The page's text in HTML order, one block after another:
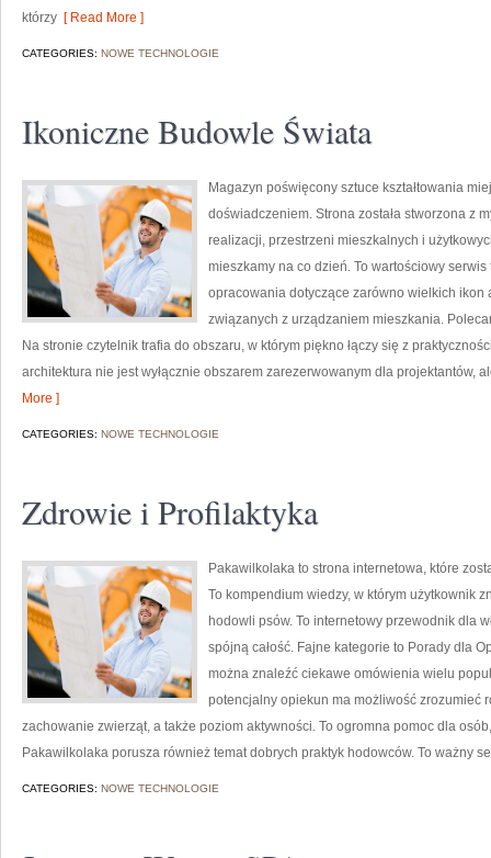
którzy [ Read More ]
CATEGORIES: NOWE TECHNOLOGIE
Ikoniczne Budowle Świata
Magazyn poświęcony sztuce kształtowania
doświadczeniem. Strona została stworzona z
realizacji, przestrzeni mieszkalnych i
mieszkamy na co dzień. To wartościowy
opracowania dotyczące zarówno wielkich ikon
związanych z urządzaniem mieszkania.
Na stronie czytelnik trafia do obszaru, w którym piękno łączy się z
architektura nie jest wyłącznie obszarem zarezerwowanym dla projektantów,
More ]
CATEGORIES: NOWE TECHNOLOGIE
Zdrowie i Profilaktyka
Pakawilkolaka to strona internetowa, które
To kompendium wiedzy, w którym użytkownik
hodowli psów. To internetowy przewodnik dla
spójną całość. Fajne kategorie to Porady dla
można znaleźć ciekawe omówienia wielu
potencjalny opiekun ma możliwość zrozumieć
zachowanie zwierząt, a także poziom aktywności. To ogromna pomoc dla
Pakawilkolaka porusza również temat dobrych praktyk hodowców. To ważny
CATEGORIES: NOWE TECHNOLOGIE